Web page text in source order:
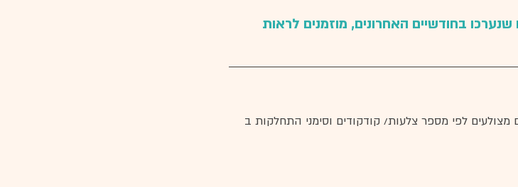
בחודשיים האחרונים, מוזמנים לראות
לפי מספר צלעות/ קודקודים וסימני התחלקות ב